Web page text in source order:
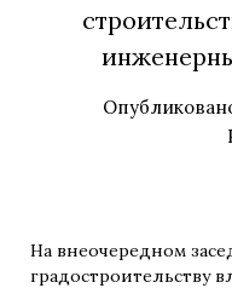
На внеочередном
градостроительству